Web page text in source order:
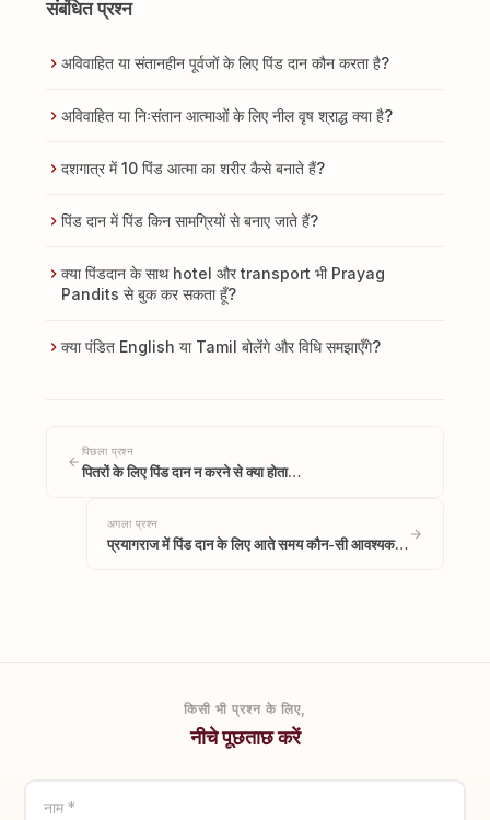
संबंधित प्रश्न
अविवाहित या संतानहीन पूर्वजों के लिए पिंड दान कौन करता है?
अविवाहित या निःसंतान आत्माओं के लिए नील वृष श्राद्ध क्या है?
दशगात्र में 10 पिंड आत्मा का शरीर कैसे बनाते हैं?
पिंड दान में पिंड किन सामग्रियों से बनाए जाते हैं?
क्या पिंडदान के साथ hotel और transport भी Prayag
Pandits से बुक कर सकता हूँ?
क्या पंडित English या Tamil बोलेंगे और विधि समझाएँगे?
पिछला प्रश्न
पितरों के लिए पिंड दान न करने से क्या होता…
अगला प्रश्न
प्रयागराज में पिंड दान के लिए आते समय कौन-सी आवश्यक…
किसी भी प्रश्न के लिए,
नीचे पूछताछ करें
नाम *